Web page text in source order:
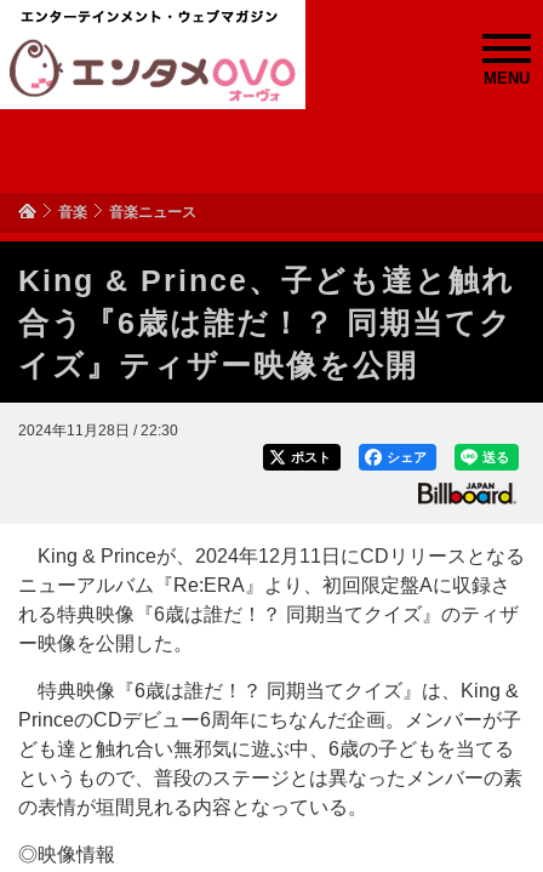
MENU
音楽 音楽ニュース
King & Prince、子ども達と触れ
合う『6歳は誰だ！？ 同期当てク
イズ』ティザー映像を公開
2024年11月28日 / 22:30
送る
シェア
ポスト
King & Princeが、2024年12月11日にCDリリースとなる
ニューアルバム『Re:ERA』より、初回限定盤Aに収録さ
れる特典映像『6歳は誰だ！？ 同期当てクイズ』のティザ
ー映像を公開した。
特典映像『6歳は誰だ！？ 同期当てクイズ』は、King &
PrinceのCDデビュー6周年にちなんだ企画。メンバーが子
ども達と触れ合い無邪気に遊ぶ中、6歳の子どもを当てる
というもので、普段のステージとは異なったメンバーの素
の表情が垣間見れる内容となっている。
◎映像情報